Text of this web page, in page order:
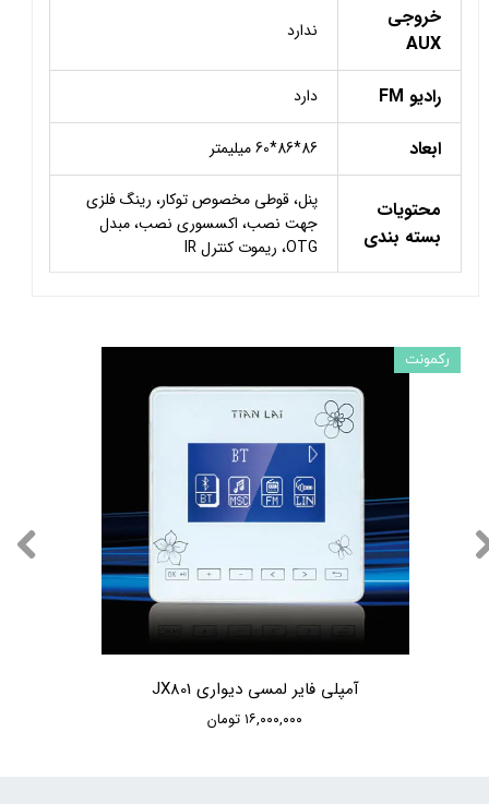
خروجی
AUX
ندارد
رادیو FM دارد
ابعاد 86*86*60 میلیمتر
محتویات
بسته بندی
پنل، قوطی مخصوص توکار، رینگ فلزی
جهت نصب، اکسسوری نصب، مبدل
OTG، ریموت کنترل IR
آمپلی فایر لمسی دیواری JX801
۱۶,۰۰۰,۰۰۰ تومان
رکمونت